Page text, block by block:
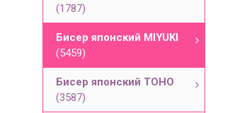
(1787)
Бисер японский MIYUKI
(5459)
Бисер японский TOHO
(3587)